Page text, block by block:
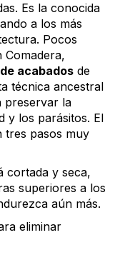
Es la conocida
a los más
Pocos
acabados de
técnica ancestral
preservar la
y los parásitos. El
tres pasos muy
cortada y seca,
superiores a los
aún más.
eliminar